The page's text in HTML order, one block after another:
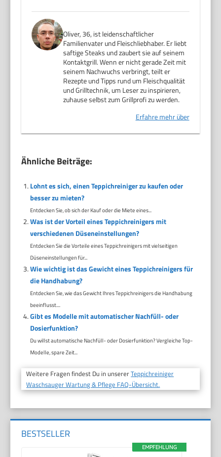
Oliver, 36, ist leidenschaftlicher
Familienvater und Fleischliebhaber. Er liebt
saftige Steaks und zaubert sie auf seinem
Kontaktgrill. Wenn er nicht gerade Zeit mit
seinem Nachwuchs verbringt, teilt er
Rezepte und Tipps rund um Fleischqualität
und Grilltechnik, um Leser zu inspirieren,
zuhause selbst zum Grillprofi zu werden.
Erfahre mehr über
Ähnliche Beiträge:
Lohnt es sich, einen Teppichreiniger zu kaufen oder
besser zu mieten?
Entdecken Sie, ob sich der Kauf oder die Miete eines...
Was ist der Vorteil eines Teppichreinigers mit
verschiedenen Düseneinstellungen?
Entdecken Sie die Vorteile eines Teppichreinigers mit vielseitigen
Düseneinstellungen für...
Wie wichtig ist das Gewicht eines Teppichreinigers für
die Handhabung?
Entdecken Sie, wie das Gewicht Ihres Teppichreinigers die Handhabung
beeinflusst....
Gibt es Modelle mit automatischer Nachfüll- oder
Dosierfunktion?
Du willst automatische Nachfüll- oder Dosierfunktion? Vergleiche Top-
Modelle, spare Zeit...
Weitere Fragen findest Du in unsererTeppichreiniger
Waschsauger Wartung & Pflege FAQ-Übersicht.
BESTSELLER
EMPFEHLUNG